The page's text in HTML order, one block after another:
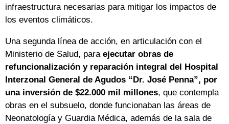
infraestructura necesarias para mitigar los impactos de
los eventos climáticos.
Una segunda línea de acción, en articulación con el
Ministerio de Salud, para ejecutar obras de
refuncionalización y reparación integral del Hospital
Interzonal General de Agudos “Dr. José Penna”, por
una inversión de $22.000 mil millones, que contempla
obras en el subsuelo, donde funcionaban las áreas de
Neonatología y Guardia Médica, además de la sala de